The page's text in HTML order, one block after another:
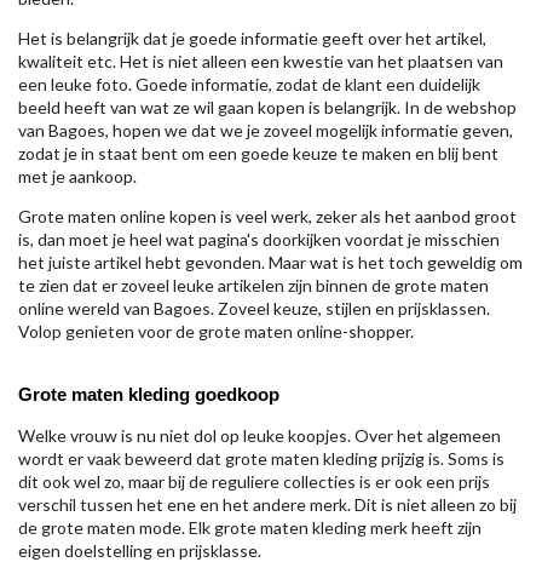
Het is belangrijk dat je goede informatie geeft over het artikel,
kwaliteit etc. Het is niet alleen een kwestie van het plaatsen van
een leuke foto. Goede informatie, zodat de klant een duidelijk
beeld heeft van wat ze wil gaan kopen is belangrijk. In de webshop
van Bagoes, hopen we dat we je zoveel mogelijk informatie geven,
zodat je in staat bent om een goede keuze te maken en blij bent
met je aankoop.
Grote maten online kopen is veel werk, zeker als het aanbod groot
is, dan moet je heel wat pagina's doorkijken voordat je misschien
het juiste artikel hebt gevonden. Maar wat is het toch geweldig om
te zien dat er zoveel leuke artikelen zijn binnen de grote maten
online wereld van Bagoes. Zoveel keuze, stijlen en prijsklassen.
Volop genieten voor de grote maten online-shopper.
Grote maten kleding goedkoop
Welke vrouw is nu niet dol op leuke koopjes. Over het algemeen
wordt er vaak beweerd dat grote maten kleding prijzig is. Soms is
dit ook wel zo, maar bij de reguliere collecties is er ook een prijs
verschil tussen het ene en het andere merk. Dit is niet alleen zo bij
de grote maten mode. Elk grote maten kleding merk heeft zijn
eigen doelstelling en prijsklasse.